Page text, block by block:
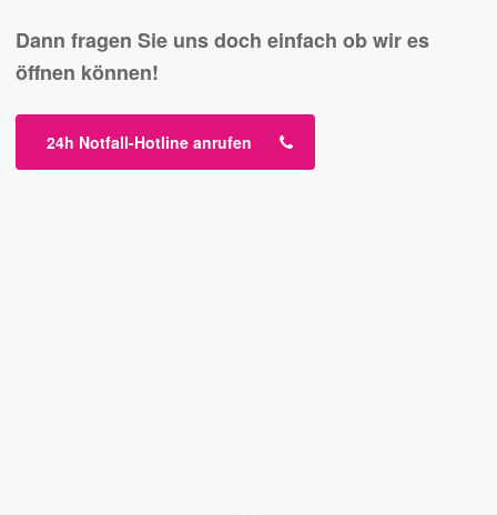
Dann fragen Sie uns doch einfach ob wir es
öffnen können!
24h Notfall-Hotline anrufen